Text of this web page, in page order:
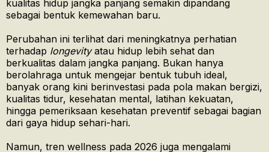
kualitas hidup jangka panjang semakin dipandang
sebagai bentuk kemewahan baru.
Perubahan ini terlihat dari meningkatnya perhatian
terhadap longevityatau hidup lebih sehat dan
berkualitas dalam jangka panjang. Bukan hanya
berolahraga untuk mengejar bentuk tubuh ideal,
banyak orang kini berinvestasi pada pola makan bergizi,
kualitas tidur, kesehatan mental, latihan kekuatan,
hingga pemeriksaan kesehatan preventif sebagai bagian
dari gaya hidup sehari-hari.
Namun, tren wellness pada 2026 juga mengalami